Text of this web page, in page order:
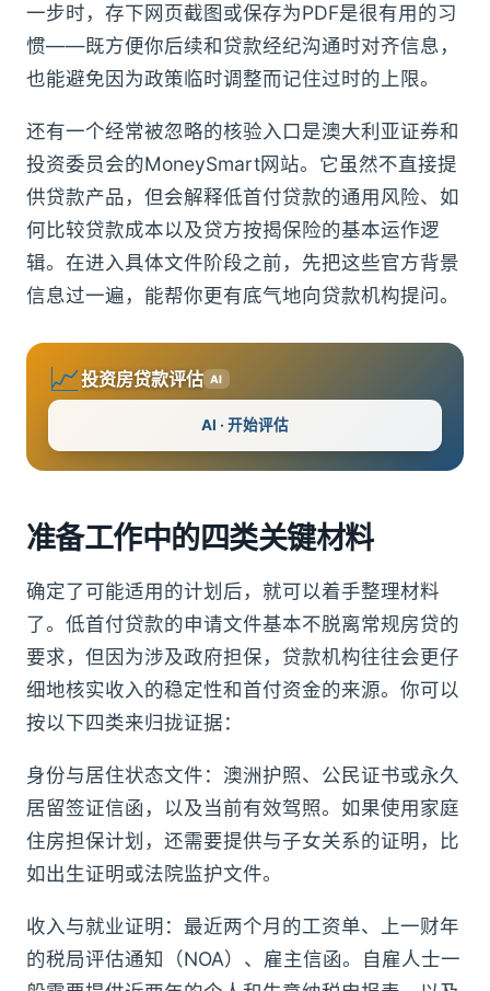
一步时，存下网页截图或保存为PDF是很有用的习
惯——既方便你后续和贷款经纪沟通时对齐信息，
也能避免因为政策临时调整而记住过时的上限。
还有一个经常被忽略的核验入口是澳大利亚证券和
投资委员会的MoneySmart网站。它虽然不直接提
供贷款产品，但会解释低首付贷款的通用风险、如
何比较贷款成本以及贷方按揭保险的基本运作逻
辑。在进入具体文件阶段之前，先把这些官方背景
信息过一遍，能帮你更有底气地向贷款机构提问。
📈投资房贷款评估 AI
AI · 开始评估
准备工作中的四类关键材料
确定了可能适用的计划后，就可以着手整理材料
了。低首付贷款的申请文件基本不脱离常规房贷的
要求，但因为涉及政府担保，贷款机构往往会更仔
细地核实收入的稳定性和首付资金的来源。你可以
按以下四类来归拢证据：
身份与居住状态文件：澳洲护照、公民证书或永久
居留签证信函，以及当前有效驾照。如果使用家庭
住房担保计划，还需要提供与子女关系的证明，比
如出生证明或法院监护文件。
收入与就业证明：最近两个月的工资单、上一财年
的税局评估通知（NOA）、雇主信函。自雇人士一